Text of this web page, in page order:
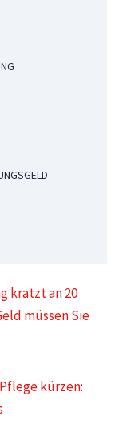
kratzt an 20
müssen Sie
kürzen: